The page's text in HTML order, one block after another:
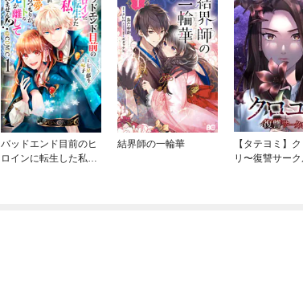
バッドエンド目前のヒ
ロインに転生した私、
結界師の一輪華
【タテヨミ】ク
リ〜復讐サー